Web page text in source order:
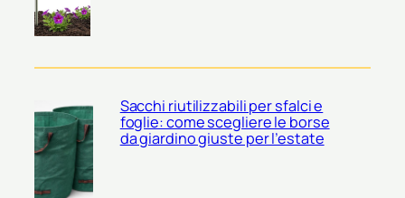
Sacchi riutilizzabili per sfalci e
foglie: come scegliere le borse
da giardino giuste per l’estate